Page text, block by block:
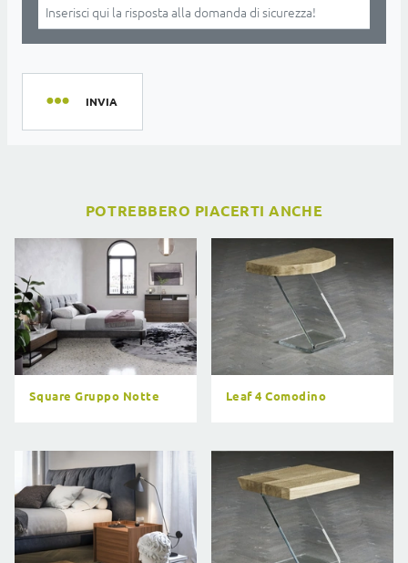
INVIA
POTREBBERO PIACERTI ANCHE
Square Gruppo Notte Leaf 4 Comodino